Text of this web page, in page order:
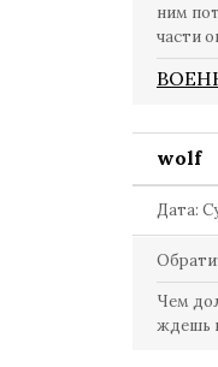
ним
части
wolf
Дата:
Чем
ждешь